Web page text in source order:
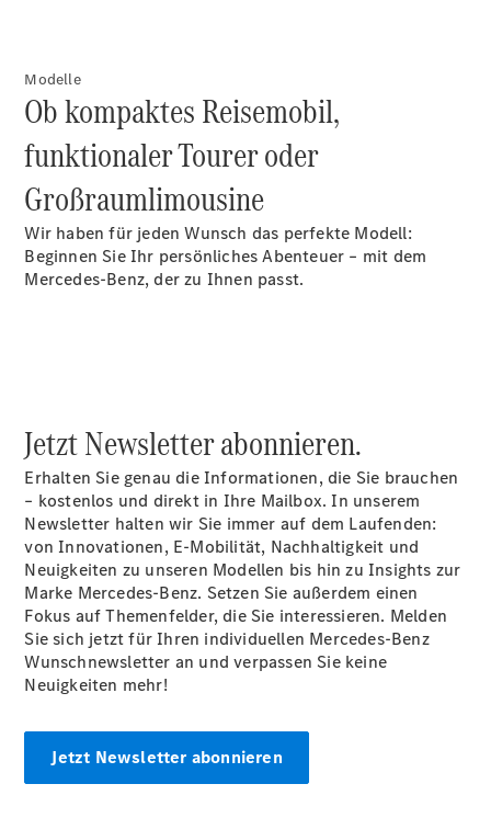
Modell All-
Terrain
E-Klasse T-
Modell
E-Klasse T-
Modell All-
Terrain
Alle
Kompaktlimousinen
A-Klasse
Kompaktlimousine
B-Klasse
Probefahrt
Mercedes-
Benz Store
Modelle
Ob kompaktes Reisemobil,
funktionaler Tourer oder
Großraumlimousine
Wir haben für jeden Wunsch das perfekte Modell:
Beginnen Sie Ihr persönliches Abenteuer – mit dem
Mercedes-Benz, der zu Ihnen passt.
Jetzt Newsletter abonnieren.
Erhalten Sie genau die Informationen, die Sie brauchen
– kostenlos und direkt in Ihre Mailbox. In unserem
Newsletter halten wir Sie immer auf dem Laufenden:
von Innovationen, E-Mobilität, Nachhaltigkeit und
Neuigkeiten zu unseren Modellen bis hin zu Insights zur
Marke Mercedes-Benz. Setzen Sie außerdem einen
Fokus auf Themenfelder, die Sie interessieren. Melden
Sie sich jetzt für Ihren individuellen Mercedes-Benz
Wunschnewsletter an und verpassen Sie keine
Neuigkeiten mehr!
Jetzt Newsletter abonnieren